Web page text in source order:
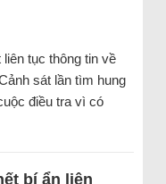
tục thông tin về
sát lần tìm hung
điều tra vì có
bí ẩn liên